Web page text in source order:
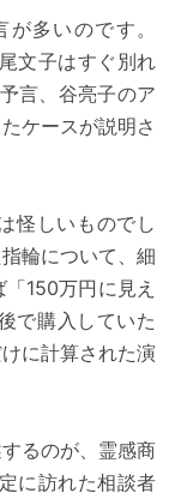
多いのです。
文子はすぐ別れ
言、谷亮子のア
ケースが説明さ
怪しいものでし
輪について、細
150万円に見え
で購入していた
に計算された演
るのが、霊感商
に訪れた相談者